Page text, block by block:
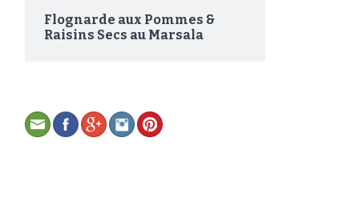
Flognarde aux Pommes &
Raisins Secs au Marsala